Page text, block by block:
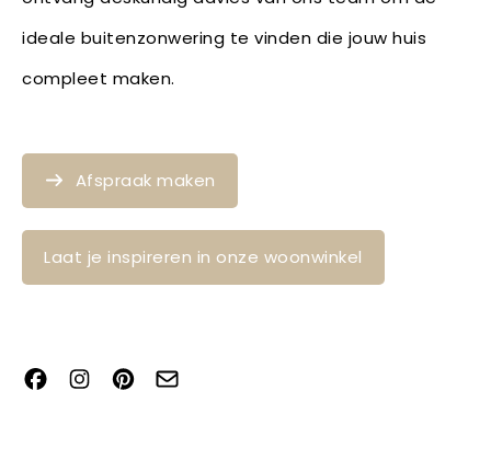
ideale buitenzonwering te vinden die jouw huis
compleet maken.
Afspraak maken
Laat je inspireren in onze woonwinkel